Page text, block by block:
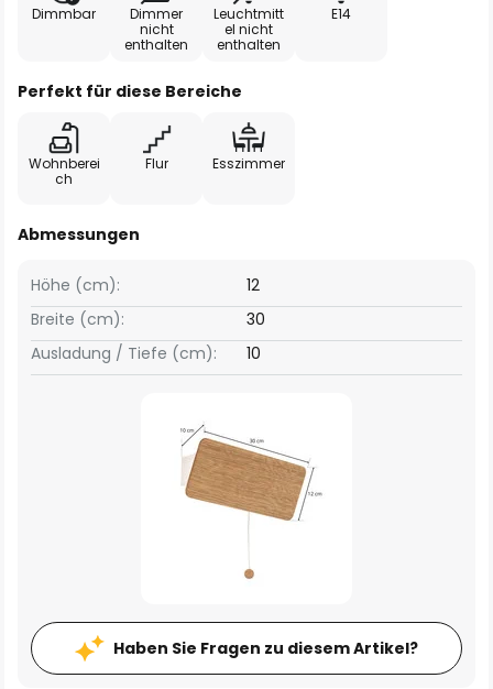
Dimmbar
Dimmer
nicht
enthalten
Leuchtmitt
el nicht
enthalten
E14
Perfekt für diese Bereiche
Wohnberei
ch
Flur Esszimmer
Abmessungen
Breite (cm): 30
Höhe (cm): 12
Ausladung / Tiefe (cm): 10
Haben Sie Fragen zu diesem Artikel?